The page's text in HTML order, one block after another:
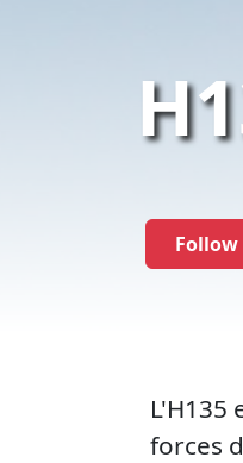
Follow
L'H135
forces